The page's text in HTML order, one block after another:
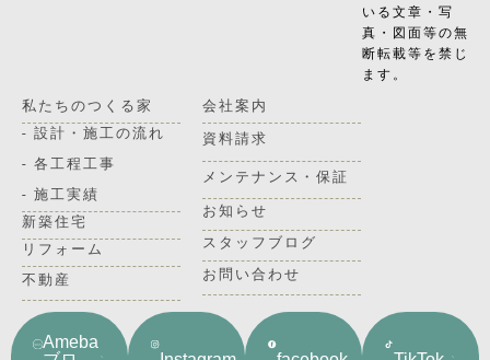
いる文章・写
真・図面等の無
断転載等を禁じ
ます。
私たちのつくる家
- 設計・施工の流れ
- 各工程工事
- 施工実績
新築住宅
リフォーム
不動産
会社案内
資料請求
メンテナンス・保証
お知らせ
スタッフブログ
お問い合わせ
Ameba